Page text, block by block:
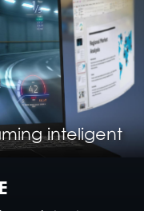
inteligent
inteligenta
inteligente
inteligent
inteligenta